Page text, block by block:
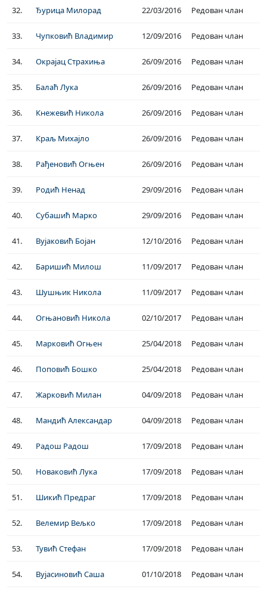
32. Ђурица Милорад 22/03/2016 Редован члан
33. Чупковић Владимир 12/09/2016 Редован члан
34. Окрајац Страхиња 26/09/2016 Редован члан
35. Балаћ Лука 26/09/2016 Редован члан
36. Кнежевић Никола 26/09/2016 Редован члан
37. Краљ Михајло 26/09/2016 Редован члан
38. Рађеновић Огњен 26/09/2016 Редован члан
39. Родић Ненад 29/09/2016 Редован члан
40. Субашић Марко 29/09/2016 Редован члан
41. Вујаковић Бојан 12/10/2016 Редован члан
42. Баришић Милош 11/09/2017 Редован члан
43. Шушњик Никола 11/09/2017 Редован члан
44. Огњановић Никола 02/10/2017 Редован члан
45. Марковић Огњен 25/04/2018 Редован члан
46. Поповић Бошко 25/04/2018 Редован члан
47. Жарковић Милан 04/09/2018 Редован члан
48. Мандић Александар 04/09/2018 Редован члан
49. Радош Радош 17/09/2018 Редован члан
50. Новаковић Лука 17/09/2018 Редован члан
51. Шикић Предраг 17/09/2018 Редован члан
52. Велемир Вељко 17/09/2018 Редован члан
53. Тувић Стефан 17/09/2018 Редован члан
54. Вујасиновић Саша 01/10/2018 Редован члан